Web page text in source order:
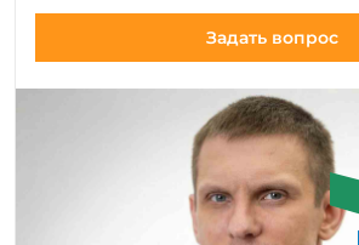
Задать вопрос
Помогу с выбором